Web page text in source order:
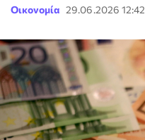
Οικονομία 29.06.2026 12:42